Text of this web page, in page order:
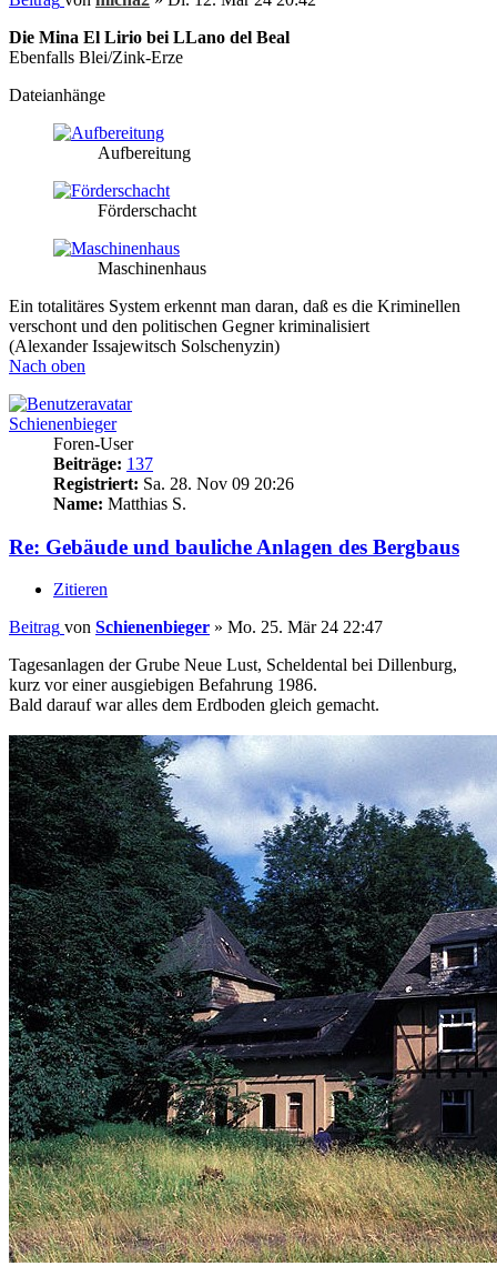
Die Mina El Lirio bei LLano del Beal
Ebenfalls Blei/Zink-Erze
Dateianhänge
Aufbereitung
Förderschacht
Maschinenhaus
Ein totalitäres System erkennt man daran, daß es die Kriminellen
verschont und den politischen Gegner kriminalisiert
(Alexander Issajewitsch Solschenyzin)
Nach oben
Schienenbieger
Foren-User
Beiträge: 137
Registriert: Sa. 28. Nov 09 20:26
Name: Matthias S.
Re: Gebäude und bauliche Anlagen des Bergbaus
Zitieren
Beitrag von Schienenbieger » Mo. 25. Mär 24 22:47
Tagesanlagen der Grube Neue Lust, Scheldental bei Dillenburg,
kurz vor einer ausgiebigen Befahrung 1986.
Bald darauf war alles dem Erdboden gleich gemacht.